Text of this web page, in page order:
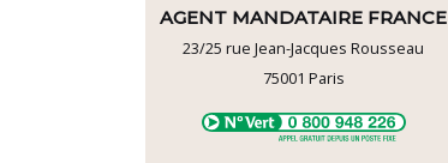
AGENT MANDATAIRE FRANCE
23/25 rue Jean-Jacques Rousseau
75001 Paris